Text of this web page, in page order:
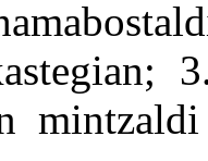
mintzaldi